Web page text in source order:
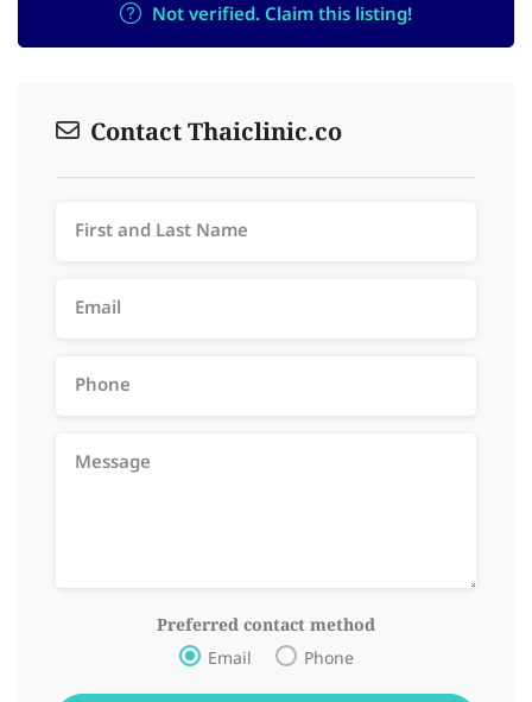
Not verified. Claim this listing!
Contact Thaiclinic.co
Preferred contact method
Email Phone